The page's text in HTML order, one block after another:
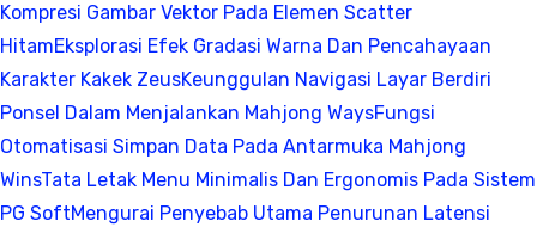
Kompresi Gambar Vektor Pada Elemen Scatter
HitamEksplorasi Efek Gradasi Warna Dan Pencahayaan
Karakter Kakek ZeusKeunggulan Navigasi Layar Berdiri
Ponsel Dalam Menjalankan Mahjong WaysFungsi
Otomatisasi Simpan Data Pada Antarmuka Mahjong
WinsTata Letak Menu Minimalis Dan Ergonomis Pada Sistem
PG SoftMengurai Penyebab Utama Penurunan Latensi